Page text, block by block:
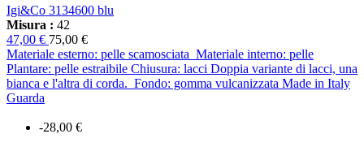
-28,00 €
Igi&Co 3134600 blu
Misura : 42
47,00 € 75,00 €
Materiale esterno: pelle scamosciata Materiale interno: pelle
Plantare: pelle estraibile Chiusura: lacci Doppia variante di lacci, una
bianca e l'altra di corda. Fondo: gomma vulcanizzata Made in Italy
Guarda